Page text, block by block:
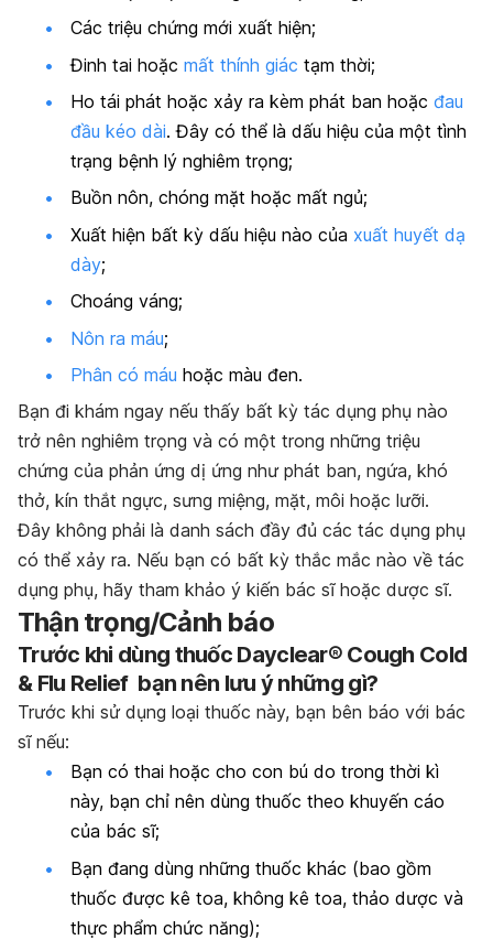
Các triệu chứng mới xuất hiện;
Đinh tai hoặc mất thính giác tạm thời;
Ho tái phát hoặc xảy ra kèm phát ban hoặc đau
đầu kéo dài. Đây có thể là dấu hiệu của một tình
trạng bệnh lý nghiêm trọng;
Buồn nôn, chóng mặt hoặc mất ngủ;
Xuất hiện bất kỳ dấu hiệu nào của xuất huyết dạ
dày;
Choáng váng;
Nôn ra máu;
Phân có máu hoặc màu đen.
Bạn đi khám ngay nếu thấy bất kỳ tác dụng phụ nào
trở nên nghiêm trọng và có một trong những triệu
chứng của phản ứng dị ứng như phát ban, ngứa, khó
thở, kín thắt ngực, sưng miệng, mặt, môi hoặc lưỡi.
Đây không phải là danh sách đầy đủ các tác dụng phụ
có thể xảy ra. Nếu bạn có bất kỳ thắc mắc nào về tác
dụng phụ, hãy tham khảo ý kiến ​​bác sĩ hoặc dược sĩ.
Thận trọng/Cảnh báo
Trước khi dùng thuốc Dayclear® Cough Cold
& Flu Relief bạn nên lưu ý những gì?
Trước khi sử dụng loại thuốc này, bạn bên báo với bác
sĩ nếu:
Bạn có thai hoặc cho con bú do trong thời kì
này, bạn chỉ nên dùng thuốc theo khuyến cáo
của bác sĩ;
Bạn đang dùng những thuốc khác (bao gồm
thuốc được kê toa, không kê toa, thảo dược và
thực phẩm chức năng);